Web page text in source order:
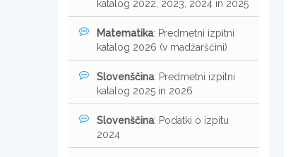
katalog 2022, 2023, 2024 in 2025
Matematika: Predmetni izpitni
katalog 2026 (v madžarščini)
Slovenščina: Predmetni izpitni
katalog 2025 in 2026
Slovenščina: Podatki o izpitu
2024